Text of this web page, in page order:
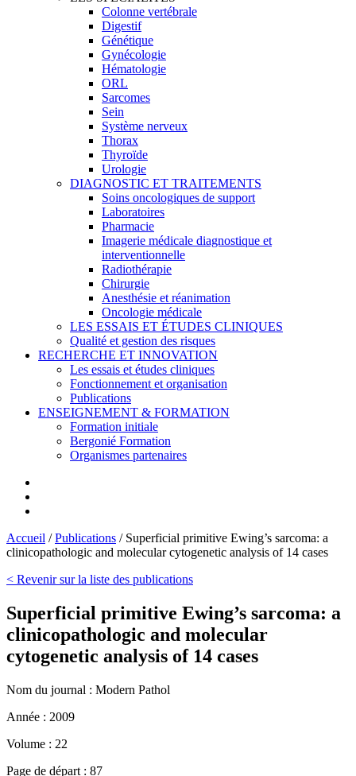
Colonne vertébrale
Digestif
Génétique
Gynécologie
Hématologie
ORL
Sarcomes
Sein
Système nerveux
Thorax
Thyroïde
Urologie
DIAGNOSTIC ET TRAITEMENTS
Soins oncologiques de support
Laboratoires
Pharmacie
Imagerie médicale diagnostique et
interventionnelle
Radiothérapie
Chirurgie
Anesthésie et réanimation
Oncologie médicale
LES ESSAIS ET ÉTUDES CLINIQUES
Qualité et gestion des risques
RECHERCHE ET INNOVATION
Les essais et études cliniques
Fonctionnement et organisation
Publications
ENSEIGNEMENT & FORMATION
Formation initiale
Bergonié Formation
Organismes partenaires
Accueil /Publications / Superficial primitive Ewing’s sarcoma: a
clinicopathologic and molecular cytogenetic analysis of 14 cases
< Revenir sur la liste des publications
Superficial primitive Ewing’s sarcoma: a
clinicopathologic and molecular
cytogenetic analysis of 14 cases
Nom du journal : Modern Pathol
Année : 2009
Volume : 22
Page de départ : 87